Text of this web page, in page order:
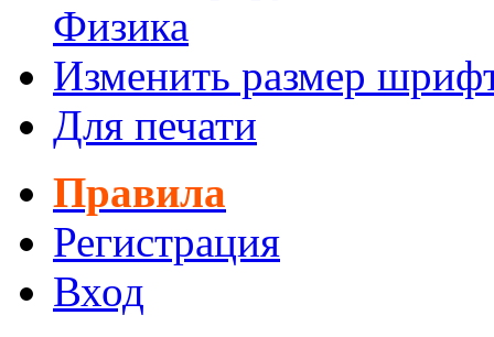
Физика
Изменить размер
Для печати
Правила
Регистрация
Вход